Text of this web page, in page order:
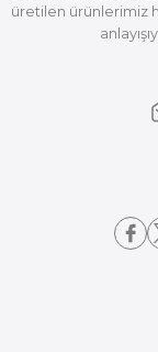
üretilen ürünlerimiz